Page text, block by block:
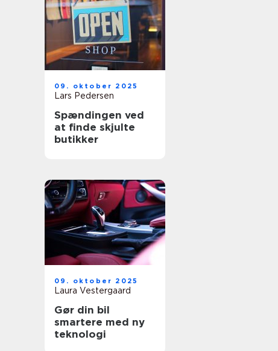
09. oktober 2025
Lars Pedersen
Spændingen ved
at finde skjulte
butikker
09. oktober 2025
Laura Vestergaard
Gør din bil
smartere med ny
teknologi